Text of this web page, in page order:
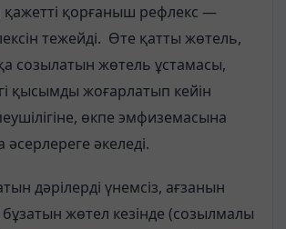
қажетті қорғаныш рефлекс —
тежейді. Өте қатты жөтель,
созылатын жөтель ұстамасы,
қысымды жоғарлатып кейін
өкпе эмфиземасына
әкеледі.
дәрілерді үнемсіз, ағзанын
жөтел кезінде (созылмалы